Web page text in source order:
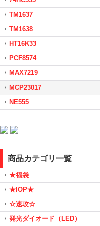
TM1637
TM1638
HT16K33
PCF8574
MAX7219
MCP23017
NE555
商品カテゴリ一覧
★福袋
★IOP★
☆速攻☆
発光ダイオード（LED）